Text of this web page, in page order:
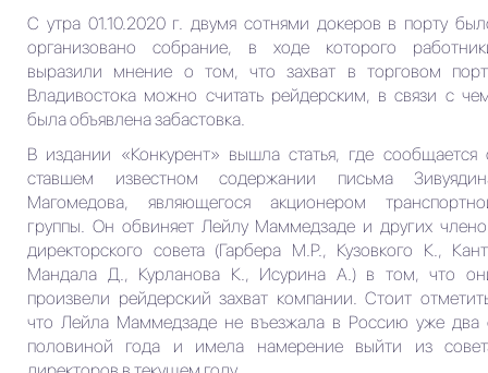
С утра 01.10.2020 г. двумя сотнями докеров в порту
организовано собрание, в ходе которого
выразили мнение о том, что захват в торговом
Владивостока можно считать рейдерским, в связи с
была объявлена забастовка.
В издании «Конкурент» вышла статья, где сообщается
ставшем известном содержании письма
Магомедова, являющегося акционером
группы. Он обвиняет Лейлу Маммедзаде и других
директорского совета (Гарбера М.Р., Кузовкого К.,
Мандала Д., Курланова К., Исурина А.) в том, что
произвели рейдерский захват компании. Стоит
что Лейла Маммедзаде не въезжала в Россию уже два
половиной года и имела намерение выйти из